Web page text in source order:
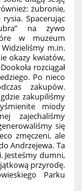
żubronie,
Spacerując
na żywo
w muzeum
m.in.
okazy kwiatów,
rozciągał
Po nieco
zakupów.
zakupiliśmy
miody
zajechaliśmy
się
zmęczeni, ale
Andrzejewa. Ta
Jesteśmy dumni,
przyrodę.
Parku